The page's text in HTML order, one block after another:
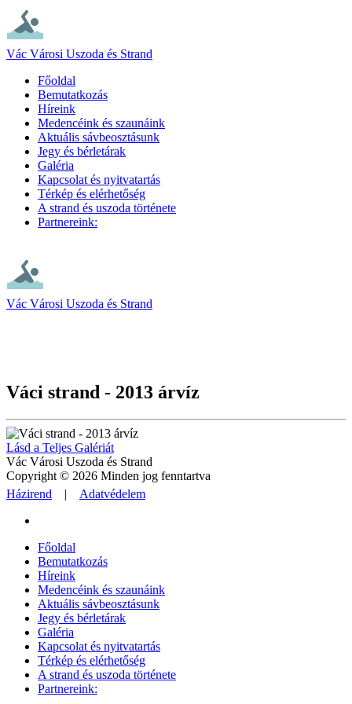
Vác Városi Uszoda és Strand
Főoldal
Bemutatkozás
Híreink
Medencéink és szaunáink
Aktuális sávbeosztásunk
Jegy és bérletárak
Galéria
Kapcsolat és nyitvatartás
Térkép és elérhetőség
A strand és uszoda története
Partnereink:
Vác Városi Uszoda és Strand
Váci strand - 2013 árvíz
Lásd a Teljes Galériát
Vác Városi Uszoda és Strand
Copyright © 2026 Minden jog fenntartva
Házirend | Adatvédelem
Főoldal
Bemutatkozás
Híreink
Medencéink és szaunáink
Aktuális sávbeosztásunk
Jegy és bérletárak
Galéria
Kapcsolat és nyitvatartás
Térkép és elérhetőség
A strand és uszoda története
Partnereink: